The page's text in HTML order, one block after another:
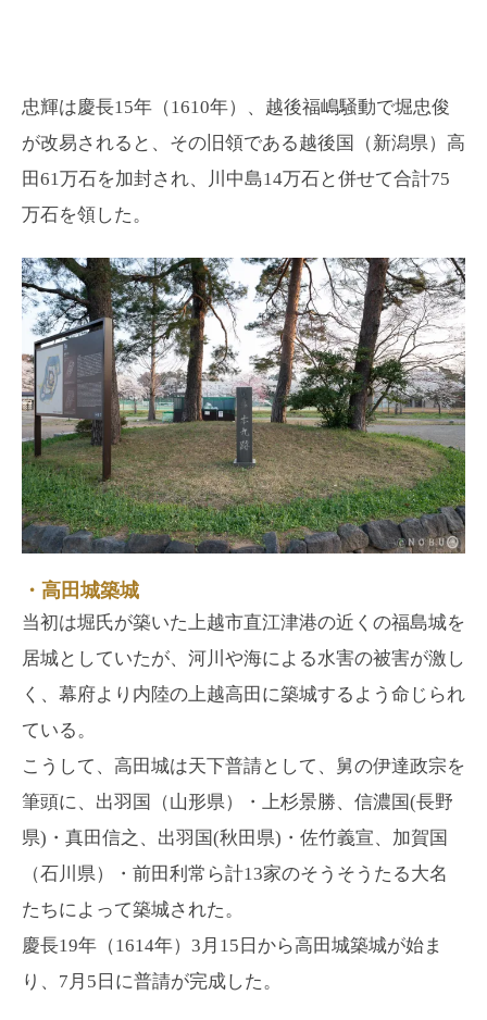
忠輝は慶長15年（1610年）、越後福嶋騒動で堀忠俊
が改易されると、その旧領である越後国（新潟県）高
田61万石を加封され、川中島14万石と併せて合計75
万石を領した。
・高田城築城
当初は堀氏が築いた上越市直江津港の近くの福島城を
居城としていたが、河川や海による水害の被害が激し
く、幕府より内陸の上越高田に築城するよう命じられ
ている。
こうして、高田城は天下普請として、舅の伊達政宗を
筆頭に、出羽国（山形県）・上杉景勝、信濃国(長野
県)・真田信之、出羽国(秋田県)・佐竹義宣、加賀国
（石川県）・前田利常ら計13家のそうそうたる大名
たちによって築城された。
慶長19年（1614年）3月15日から高田城築城が始ま
り、7月5日に普請が完成した。